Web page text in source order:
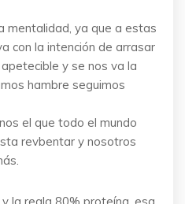
mentalidad, ya que a estas
con la intención de arrasar
y se nos va la
hambre seguimos
el que todo el mundo
revbentar y nosotros